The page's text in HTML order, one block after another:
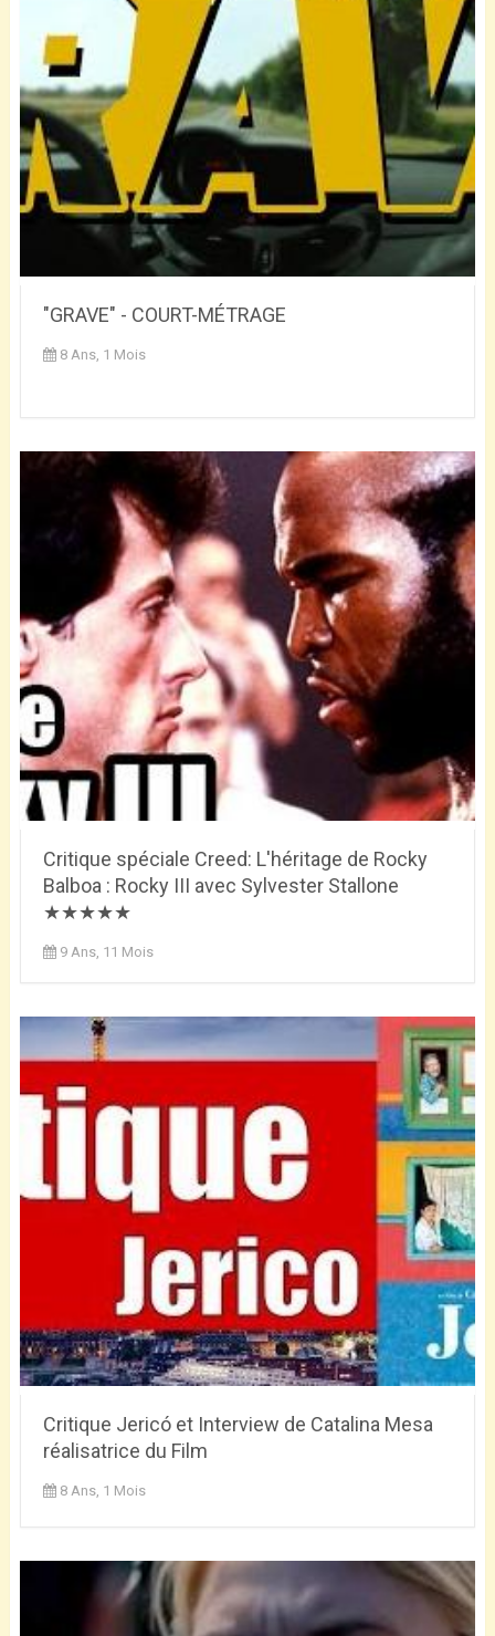
"GRAVE" - COURT-MÉTRAGE
8 Ans, 1 Mois
Critique spéciale Creed: L'héritage de Rocky
Balboa : Rocky III avec Sylvester Stallone
★★★★★
9 Ans, 11 Mois
Critique Jericó et Interview de Catalina Mesa
réalisatrice du Film
8 Ans, 1 Mois